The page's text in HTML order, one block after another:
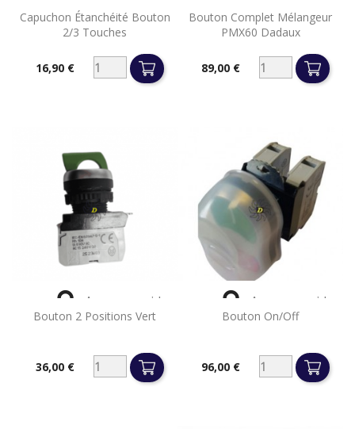
Capuchon Étanchéité Bouton
2/3 Touches
16,90 €
Bouton Complet Mélangeur
PMX60 Dadaux
Prix89,00 €
Bouton 2 Positions Vert
Prix36,00 €
 Aperçu rapide
Bouton On/off
Prix96,00 €
 Aperçu rapide